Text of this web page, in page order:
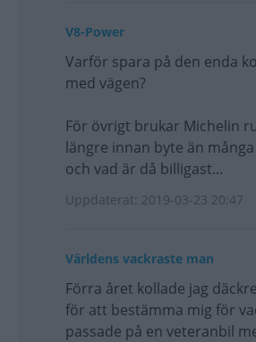
V8-Power
Varför spara på den enda
med vägen?
För övrigt brukar Michelin
längre innan byte än
och vad är då billigast...
Uppdaterat: 2019-03-23 20:47
Världens vackraste man
Förra året kollade jag
för att bestämma mig för
passade på en veteranbil